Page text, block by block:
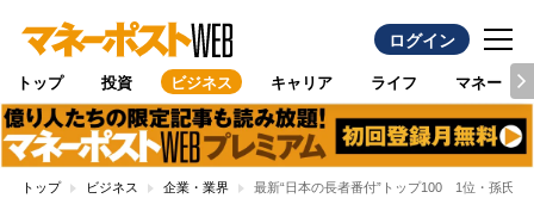
ログイン
トップ 投資 ビジネス キャリア ライフ マネー
トップ ビジネス 企業・業界 最新“日本の長者番付”トップ100 1位・孫氏